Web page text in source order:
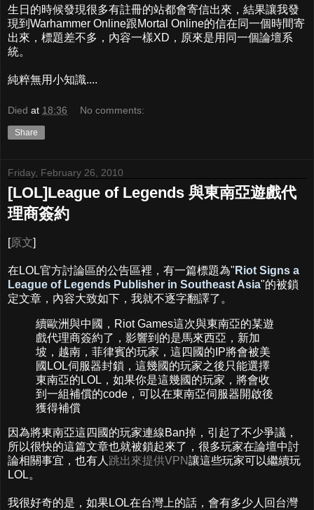
生日的時候發現很多有註冊的站都會寄信出來，結果讓我發
現到Warhammer Online跟Mortal Online的信在同一個時間寄
出來，標題差不多，內容一樣XD，原來是用同一個論壇系
統。
純粹無用小知識....
Died at 18:36 No comments:
Share
Friday, February 26, 2010
[LOL]League of Legends 與東南亞遊戲代
理商簽約
[原文]
在LOL官方討論區的公告區裡，有一篇標題為" Riot Signs a
League of Legends Publisher in Southeast Asia"的被鎖
定文章，內容大致如下，我就不逐字翻譯了。
續歐洲與中國，Riot Games這次與東南亞的某遊
戲代理商簽約了，影響到的是馬來西亞，新加
坡，越南，菲律賓的玩家，這四國的IP將會被美
國LOL伺服器封鎖，這幾國的玩家之後只能選擇
東南亞的LOL，如果你是這幾國的玩家，將會收
到一組補償的code，可以在東南亞伺服器開啟後
獲得補償
因為將東南亞這四國的玩家連線Ban掉，引起了不少爭議，
所以很快的這篇文章也就被鎖起來了，很多玩家在論壇中討
論相關事宜，也有人 跳出來提供VPN讓這些玩家可以繼續玩
LOL。
我很好奇的是，如果LOL在台灣上的話，會有多少人回台灣